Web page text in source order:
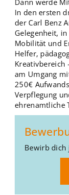
Dann werde
In den ersten
der Carl Benz
Gelegenheit,
Mobilität und
Helfer,
Kreativbereich
am Umgang
250€
Verpflegung
ehrenamtliche
Bewirb dich